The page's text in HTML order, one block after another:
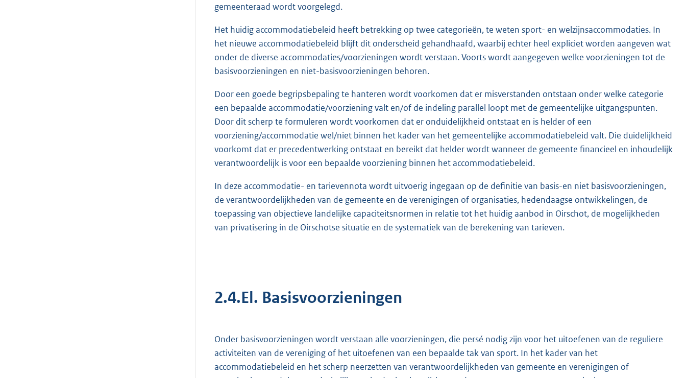
gemeenteraad wordt voorgelegd.
Het huidig accommodatiebeleid heeft betrekking op twee categorieën, te weten sport- en welzijnsaccommodaties. In
het nieuwe accommodatiebeleid blijft dit onderscheid gehandhaafd, waarbij echter heel expliciet worden aangeven wat
onder de diverse accommodaties/voorzieningen wordt verstaan. Voorts wordt aangegeven welke voorzieningen tot de
basisvoorzieningen en niet-basisvoorzieningen behoren.
Door een goede begripsbepaling te hanteren wordt voorkomen dat er misverstanden ontstaan onder welke categorie
een bepaalde accommodatie/voorziening valt en/of de indeling parallel loopt met de gemeentelijke uitgangspunten.
Door dit scherp te formuleren wordt voorkomen dat er onduidelijkheid ontstaat en is helder of een
voorziening/accommodatie wel/niet binnen het kader van het gemeentelijke accommodatiebeleid valt. Die duidelijkheid
voorkomt dat er precedentwerking ontstaat en bereikt dat helder wordt wanneer de gemeente financieel en inhoudelijk
verantwoordelijk is voor een bepaalde voorziening binnen het accommodatiebeleid.
In deze accommodatie- en tarievennota wordt uitvoerig ingegaan op de definitie van basis-en niet basisvoorzieningen,
de verantwoordelijkheden van de gemeente en de verenigingen of organisaties, hedendaagse ontwikkelingen, de
toepassing van objectieve landelijke capaciteitsnormen in relatie tot het huidig aanbod in Oirschot, de mogelijkheden
van privatisering in de Oirschotse situatie en de systematiek van de berekening van tarieven.
2.4.El. Basisvoorzieningen
Onder basisvoorzieningen wordt verstaan alle voorzieningen, die persé nodig zijn voor het uitoefenen van de reguliere
activiteiten van de vereniging of het uitoefenen van een bepaalde tak van sport. In het kader van het
accommodatiebeleid en het scherp neerzetten van verantwoordelijkheden van gemeente en verenigingen of